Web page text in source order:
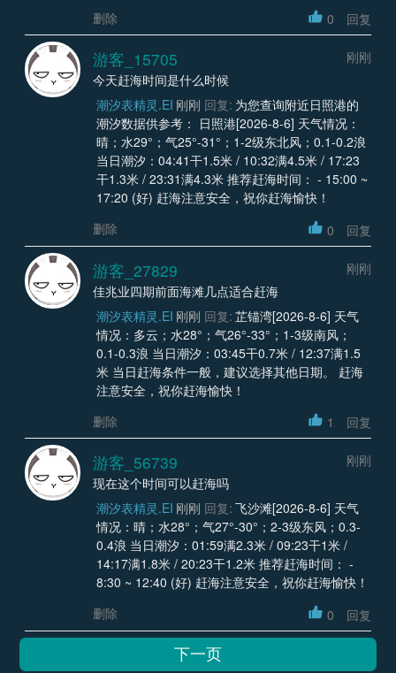
删除
0 回复
游客_15705
刚刚
今天赶海时间是什么时候
潮汐表精灵.EI 刚刚 回复: 为您查询附近日照港的
潮汐数据供参考： 日照港[2026-8-6] 天气情况：
晴；水29°；气25°-31°；1-2级东北风；0.1-0.2浪
当日潮汐：04:41干1.5米 / 10:32满4.5米 / 17:23
干1.3米 / 23:31满4.3米 推荐赶海时间： - 15:00 ~
17:20 (好) 赶海注意安全，祝你赶海愉快！
删除
0 回复
游客_27829
刚刚
佳兆业四期前面海滩几点适合赶海
潮汐表精灵.EI 刚刚 回复: 芷锚湾[2026-8-6] 天气
情况：多云；水28°；气26°-33°；1-3级南风；
0.1-0.3浪 当日潮汐：03:45干0.7米 / 12:37满1.5
米 当日赶海条件一般，建议选择其他日期。 赶海
注意安全，祝你赶海愉快！
删除
1 回复
游客_56739
刚刚
现在这个时间可以赶海吗
潮汐表精灵.EI 刚刚 回复: 飞沙滩[2026-8-6] 天气
情况：晴；水28°；气27°-30°；2-3级东风；0.3-
0.4浪 当日潮汐：01:59满2.3米 / 09:23干1米 /
14:17满1.8米 / 20:23干1.2米 推荐赶海时间： -
8:30 ~ 12:40 (好) 赶海注意安全，祝你赶海愉快！
删除
0 回复